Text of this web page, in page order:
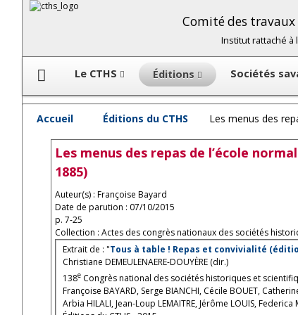
Comité des
Institut rattaché à
Le CTHS Éditions Sociétés
Accueil Éditions du CTHS Les menus des
Les menus des repas de l’école
1885)
Auteur(s) : Françoise Bayard
Date de parution : 07/10/2015
p. 7-25
Collection : Actes des congrès nationaux des sociétés
Extrait de : "Tous à table ! Repas et convivialité
Christiane DEMEULENAERE-DOUYÈRE (dir.)
138e Congrès national des sociétés historiques et
Françoise BAYARD, Serge BIANCHI, Cécile BOUET,
Arbia HILALI, Jean-Loup LEMAITRE, Jérôme LOUIS, Federica